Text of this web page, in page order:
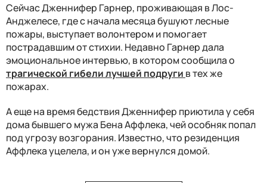
Сейчас Дженнифер Гарнер, проживающая в Лос-
Анджелесе, где с начала месяца бушуют лесные
пожары, выступает волонтером и помогает
пострадавшим от стихии. Недавно Гарнер дала
эмоциональное интервью, в котором сообщила о
трагической гибели лучшей подруги в тех же
пожарах.
А еще на время бедствия Дженнифер приютила у себя
дома бывшего мужа Бена Аффлека, чей особняк попал
под угрозу возгорания. Известно, что резиденция
Аффлека уцелела, и он уже вернулся домой.